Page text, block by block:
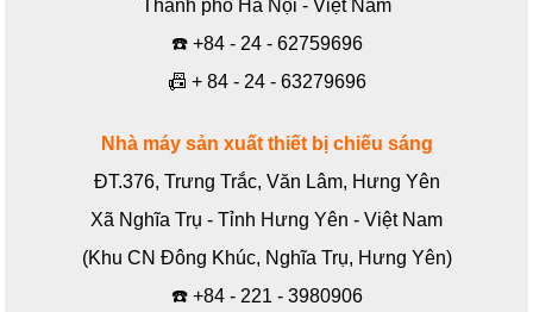
Thành phố Hà Nội - Việt Nam
☎️ +84 - 24 - 62759696
📠 + 84 - 24 - 63279696
Nhà máy sản xuất thiết bị chiếu sáng
ĐT.376, Trưng Trắc, Văn Lâm, Hưng Yên
Xã Nghĩa Trụ - Tỉnh Hưng Yên - Việt Nam
(Khu CN Đông Khúc, Nghĩa Trụ, Hưng Yên)
☎️ +84 - 221 - 3980906